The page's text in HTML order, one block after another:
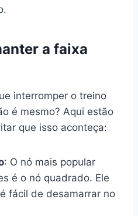
a faixa
interromper o treino
é mesmo? Aqui estão
que isso aconteça:
: O nó mais popular
é o nó quadrado. Ele
fácil de desamarrar no